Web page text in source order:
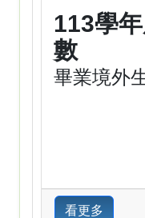
113學
數
畢業境外
看更多